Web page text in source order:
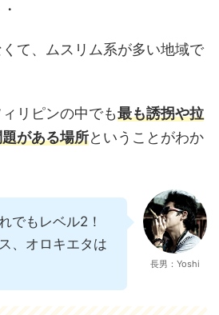
て、ムスリム系が多い地域で
リピンの中でも最も誘拐や拉
がある場所ということがわか
でもレベル2！
、オロキエタは
長男：Yoshi